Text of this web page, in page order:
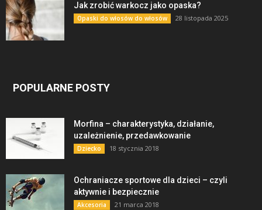
Jak zrobić warkocz jako opaska?
Opaski do włosów do włosów 28 listopada 2025
POPULARNE POSTY
Morfina – charakterystyka, działanie,
uzależnienie, przedawkowanie
Dziecko 18 stycznia 2018
Ochraniacze sportowe dla dzieci – czyli
aktywnie i bezpiecznie
Akcesoria 21 marca 2018